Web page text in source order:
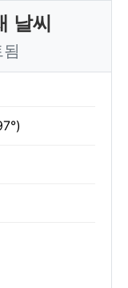
날씨